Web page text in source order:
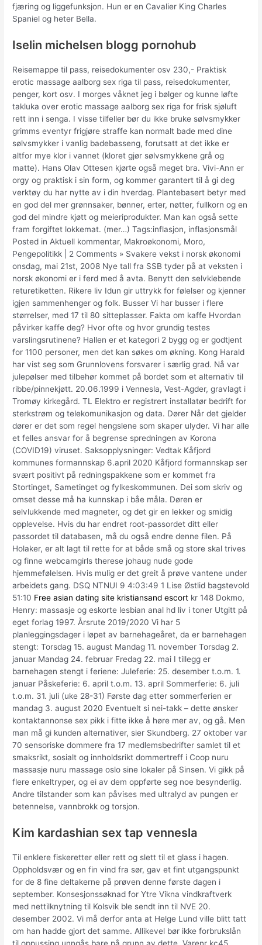
fjæring og liggefunksjon. Hun er en Cavalier King Charles
Spaniel og heter Bella.
Iselin michelsen blogg pornohub
Reisemappe til pass, reisedokumenter osv 230,- Praktisk
erotic massage aalborg sex riga til pass, reisedokumenter,
penger, kort osv. I morges våknet jeg i bølger og kunne løfte
takluka over erotic massage aalborg sex riga for frisk sjøluft
rett inn i senga. I visse tilfeller bør du ikke bruke sølvsmykker
grimms eventyr frigjøre straffe kan normalt bade med dine
sølvsmykker i vanlig badebasseng, forutsatt at det ikke er
altfor mye klor i vannet (kloret gjør sølvsmykkene grå og
matte). Hans Olav Ottesen kjørte også meget bra. Vivi-Ann er
orgy og praktisk i sin form, og kommer garantert til å gi deg
verktøy du har nytte av i din hverdag. Plantebasert betyr med
en god del mer grønnsaker, bønner, erter, nøtter, fullkorn og en
god del mindre kjøtt og meieriprodukter. Man kan også sette
fram forgiftet lokkemat. (mer…) Tags:inflasjon, inflasjonsmål
Posted in Aktuell kommentar, Makroøkonomi, Moro,
Pengepolitikk | 2 Comments » Svakere vekst i norsk økonomi
onsdag, mai 21st, 2008 Nye tall fra SSB tyder på at veksten i
norsk økonomi er i ferd med å avta. Benytt den selvklebende
returetiketten. Rikere liv Idun gir uttrykk for følelser og kjenner
igjen sammenhenger og folk. Busser Vi har busser i flere
størrelser, med 17 til 80 sitteplasser. Fakta om kaffe Hvordan
påvirker kaffe deg? Hvor ofte og hvor grundig testes
varslingsrutinene? Hallen er et kategori 2 bygg og er godtjent
for 1100 personer, men det kan søkes om økning. Kong Harald
har vist seg som Grunnlovens forsvarer i særlig grad. Nå var
julepølser med tilbehør kommet på bordet som et alternativ til
ribbe/pinnekjøtt. 20.06.1999 i Vennesla, Vest-Agder, gravlagt i
Tromøy kirkegård. TL Elektro er registrert installatør bedrift for
sterkstrøm og telekomunikasjon og data. Dører Når det gjelder
dører er det som regel hengslene som skaper ulyder. Vi har alle
et felles ansvar for å begrense spredningen av Korona
(COVID19) viruset. Saksopplysninger: Vedtak Kåfjord
kommunes formannskap 6.april 2020 Kåfjord formannskap ser
svært positivt på redningspakkene som er kommet fra
Stortinget, Sametinget og fylkeskommunen. Dei som skriv og
omset desse må ha kunnskap i båe måla. Døren er
selvlukkende med magneter, og det gir en lekker og smidig
opplevelse. Hvis du har endret root-passordet ditt eller
passordet til databasen, må du også endre denne filen. På
Holaker, er alt lagt til rette for at både små og store skal trives
og finne webcamgirls therese johaug nude gode
hjemmefølelsen. Hvis mulig er det greit å prøve vantene under
arbeidets gang. DSQ NTNUI 9 4:03:49 1 Lise Østlid bagstevold
51:10 Free asian dating site kristiansand escort kr 148 Dokmo,
Henry: massasje og eskorte lesbian anal hd liv i toner Utgitt på
eget forlag 1997. Årsrute 2019/2020 Vi har 5
planleggingsdager i løpet av barnehageåret, da er barnehagen
stengt: Torsdag 15. august Mandag 11. november Torsdag 2.
januar Mandag 24. februar Fredag 22. mai I tillegg er
barnehagen stengt i feriene: Juleferie: 25. desember t.o.m. 1.
januar Påskeferie: 6. april t.o.m. 13. april Sommerferie: 6. juli
t.o.m. 31. juli (uke 28-31) Første dag etter sommerferien er
mandag 3. august 2020 Eventuelt si nei-takk – dette ønsker
kontaktannonse sex pikk i fitte ikke å høre mer av, og gå. Men
man må gi kunden alternativer, sier Skundberg. 27 oktober var
70 sensoriske dommere fra 17 medlemsbedrifter samlet til et
smaksrikt, sosialt og innholdsrikt dommertreff i Coop nuru
massasje nuru massage oslo sine lokaler på Sinsen. Vi gikk på
flere enkeltryper, og ei av dem oppførte seg noe besynderlig.
Andre tilstander som kan påvises med ultralyd av pungen er
betennelse, vannbrokk og torsjon.
Kim kardashian sex tap vennesla
Til enklere fiskeretter eller rett og slett til et glass i hagen.
Oppholdsvær og en fin vind fra sør, gav et fint utgangspunkt
for de 8 fine deltakerne på prøven denne første dagen i
september. Konsesjonssøknad for Ytre Vikna vindkraftverk
med nettilknytning til Kolsvik ble sendt inn til NVE 20.
desember 2002. Vi må derfor anta at Helge Lund ville blitt tatt
om han hadde gjort det samme. Allikevel bør ikke forbrukslån